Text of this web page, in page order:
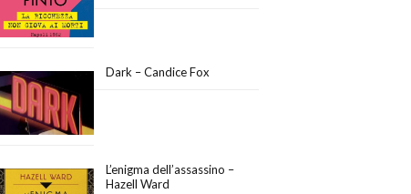
Dark – Candice Fox
L’enigma dell’assassino –
Hazell Ward